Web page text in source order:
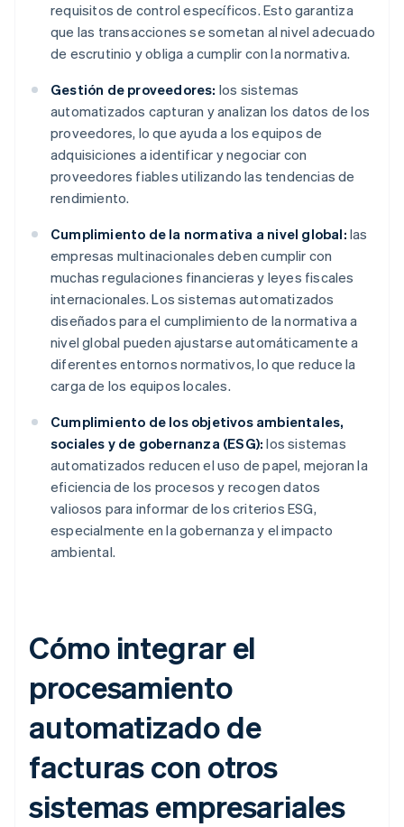
requisitos de control específicos. Esto garantiza
que las transacciones se sometan al nivel adecuado
de escrutinio y obliga a cumplir con la normativa.
Gestión de proveedores: los sistemas
automatizados capturan y analizan los datos de los
proveedores, lo que ayuda a los equipos de
adquisiciones a identificar y negociar con
proveedores fiables utilizando las tendencias de
rendimiento.
Cumplimiento de la normativa a nivel global: las
empresas multinacionales deben cumplir con
muchas regulaciones financieras y leyes fiscales
internacionales. Los sistemas automatizados
diseñados para el cumplimiento de la normativa a
nivel global pueden ajustarse automáticamente a
diferentes entornos normativos, lo que reduce la
carga de los equipos locales.
Cumplimiento de los objetivos ambientales,
sociales y de gobernanza (ESG): los sistemas
automatizados reducen el uso de papel, mejoran la
eficiencia de los procesos y recogen datos
valiosos para informar de los criterios ESG,
especialmente en la gobernanza y el impacto
ambiental.
Cómo integrar el
procesamiento
automatizado de
facturas con otros
sistemas empresariales